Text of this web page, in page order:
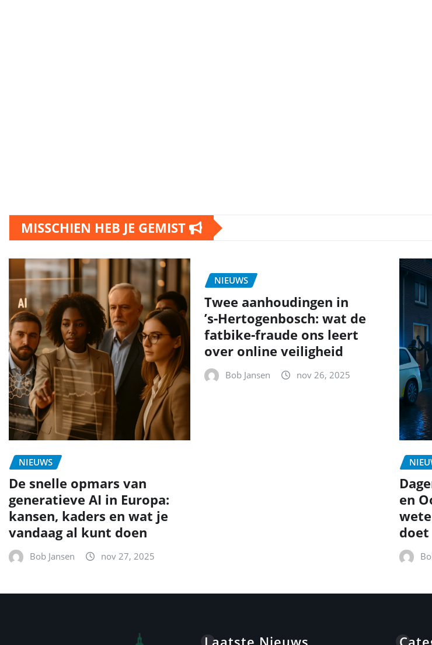
MISSCHIEN HEB JE GEMIST
NIEUWS
De snelle opmars van
generatieve AI in Europa:
kansen, kaders en wat je
vandaag al kunt doen
Bob Jansen nov 27, 2025
NIEUWS
Twee aanhoudingen in
’s‑Hertogenbosch: wat de
fatbike‑fraude ons leert
over online veiligheid
Bob Jansen nov 26, 2025
en
doet